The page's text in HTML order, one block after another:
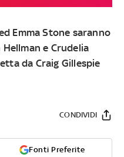
Emma Stone saranno
e Crudelia
da Craig Gillespie
Fonti Preferite
CONDIVIDI